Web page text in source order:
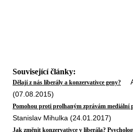
Související články:
Dělají z nás liberály a konzervativce geny?
(07.08.2015)
Pomohou proti prolhaným zprávám mediální
Stanislav Mihulka (24.01.2017)
Jak změnit konzervativce v liberála?